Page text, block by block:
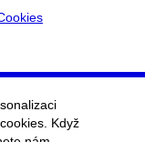
Když